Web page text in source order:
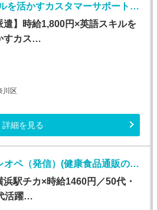
データ入力(英語スキルを活かすカスタマーサポート／英語バイリンガル)
遣】時給1,800円×英語スキルを
すカス…
川区
詳細を見る
コールセンター・テレオペ（発信）(健康食品通販のカスタマーサポート)
浜駅チカ×時給1460円／50代・
活躍…